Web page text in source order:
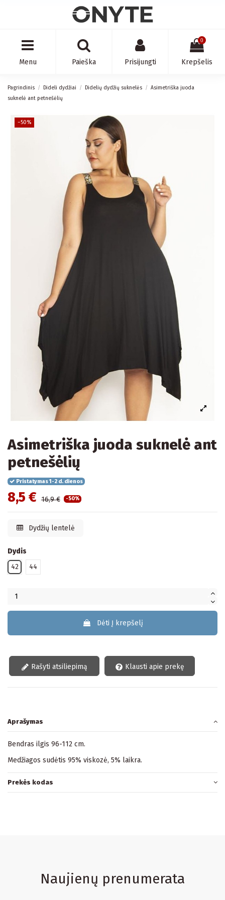
Menu Paieška Prisijungti
0
Krepšelis
Pagrindinis Dideli dydžiai Didelių dydžių suknelės
Asimetriška juoda
suknelė ant petnešėlių
−50%
Asimetriška juoda suknelė ant
petnešėlių
Pristatymas 1-2 d. dienos
8,5 € 16,9 € -50%
Dydžių lentelė
Dydis
42
44
Dėti Į krepšelį
Rašyti atsiliepimą Klausti apie prekę
Aprašymas
Bendras ilgis 96-112 cm.
Medžiagos sudėtis 95% viskozė, 5% laikra.
Prekės kodas
Naujienų prenumerata